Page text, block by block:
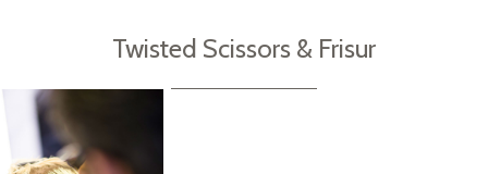
Twisted Scissors & Frisur